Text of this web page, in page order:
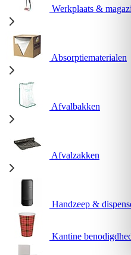
Werkplaats &
Absorptiematerialen
Afvalbakken
Afvalzakken
Handzeep &
Kantine